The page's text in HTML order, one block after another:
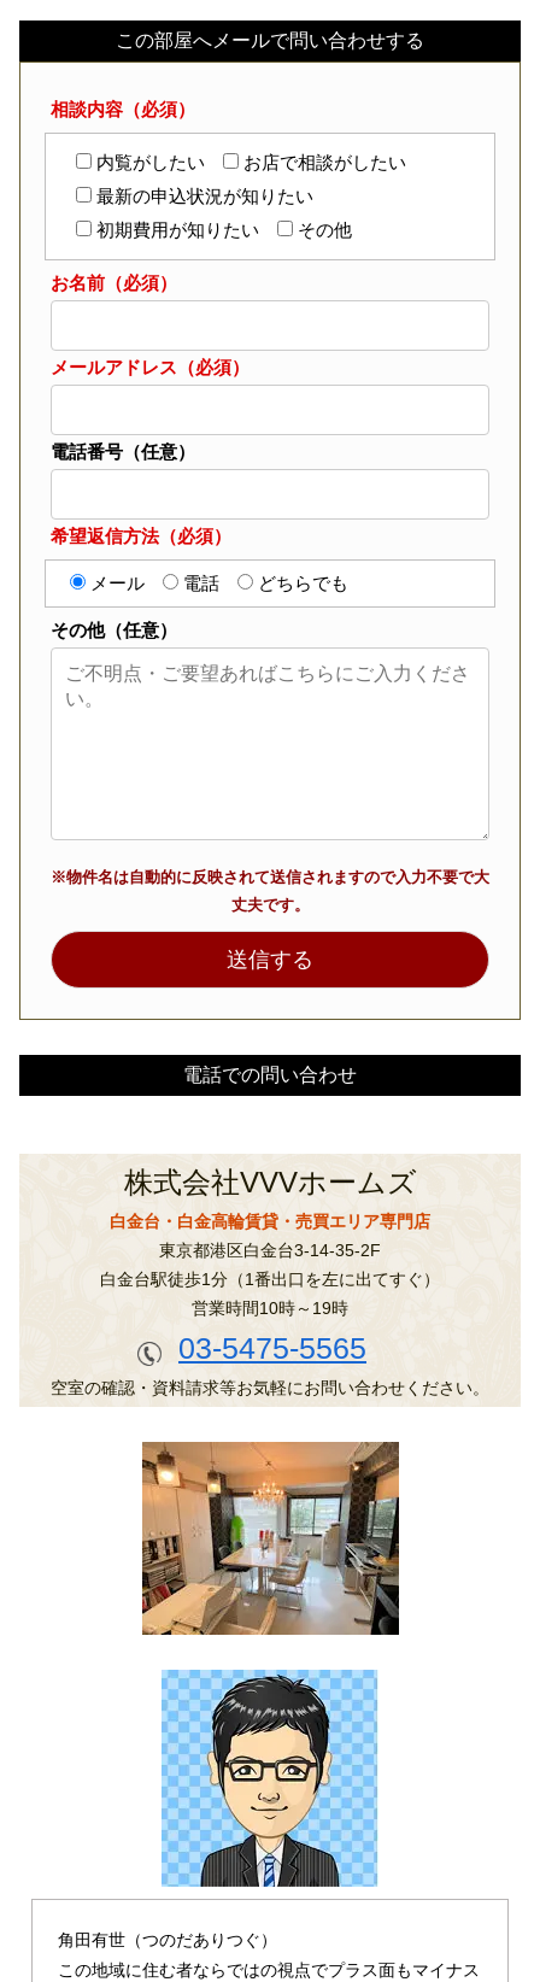
この部屋へメールで問い合わせする
相談内容（必須）
内覧がしたい
お店で相談がしたい
最新の申込状況が知りたい
初期費用が知りたい
その他
お名前（必須）
メールアドレス（必須）
電話番号（任意）
希望返信方法（必須）
メール 電話 どちらでも
その他（任意）
※物件名は自動的に反映されて送信されますので入力不要で大
丈夫です。
電話での問い合わせ
株式会社VVVホームズ
白金台・白金高輪賃貸・売買エリア専門店
東京都港区白金台3-14-35-2F
白金台駅徒歩1分（1番出口を左に出てすぐ）
営業時間10時～19時
03-5475-5565
空室の確認・資料請求等お気軽にお問い合わせください。
角田有世（つのだありつぐ）
この地域に住む者ならではの視点でプラス面もマイナス